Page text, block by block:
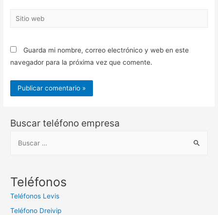
Sitio
Guarda mi nombre, correo electrónico y web en este
navegador para la próxima vez que comente.
Buscar teléfono empresa
c
Teléfonos
Teléfonos Levis
Teléfono Dreivip